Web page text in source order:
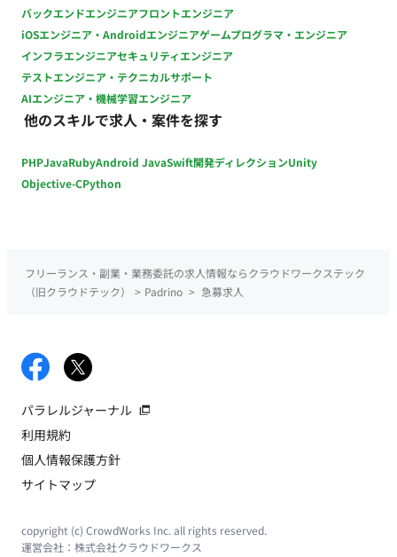
バックエンドエンジニアフロントエンジニア
iOSエンジニア・Androidエンジニアゲームプログラマ・エンジニア
インフラエンジニアセキュリティエンジニア
テストエンジニア・テクニカルサポート
AIエンジニア・機械学習エンジニア
他のスキルで求人・案件を探す
PHPJavaRubyAndroid JavaSwift開発ディレクションUnity
Objective-CPython
フリーランス・副業・業務委託の求人情報ならクラウドワークステック
（旧クラウドテック）
> Padrino > 急募求人
パラレルジャーナル
利用規約
個人情報保護方針
サイトマップ
copyright (c) CrowdWorks Inc. all rights reserved.
運営会社： 株式会社クラウドワークス